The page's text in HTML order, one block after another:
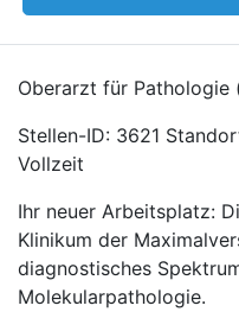
Oberarzt für Pathologie
Stellen-ID: 3621
Vollzeit
Ihr neuer Arbeitsplatz:
Klinikum der
diagnostisches
Molekularpathologie.